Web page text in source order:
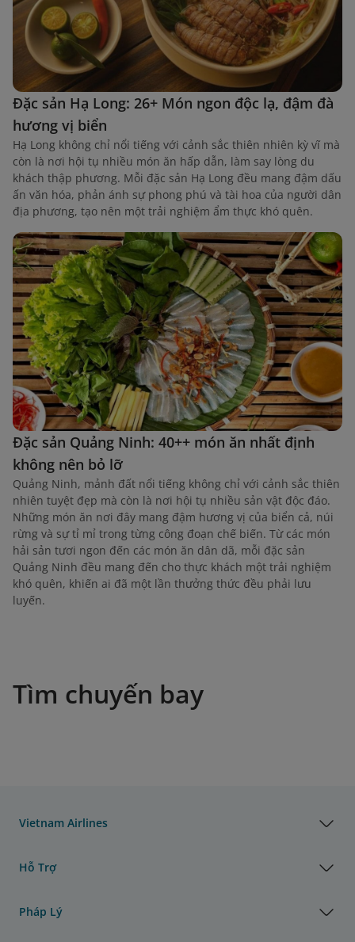
Đặc sản Hạ Long: 26+ Món ngon độc lạ, đậm đà
hương vị biển
Hạ Long không chỉ nổi tiếng với cảnh sắc thiên nhiên kỳ vĩ mà
còn là nơi hội tụ nhiều món ăn hấp dẫn, làm say lòng du
khách thập phương. Mỗi đặc sản Hạ Long đều mang đậm dấu
ấn văn hóa, phản ánh sự phong phú và tài hoa của người dân
địa phương, tạo nên một trải nghiệm ẩm thực khó quên.
Đặc sản Quảng Ninh: 40++ món ăn nhất định
không nên bỏ lỡ
Quảng Ninh, mảnh đất nổi tiếng không chỉ với cảnh sắc thiên
nhiên tuyệt đẹp mà còn là nơi hội tụ nhiều sản vật độc đáo.
Những món ăn nơi đây mang đậm hương vị của biển cả, núi
rừng và sự tỉ mỉ trong từng công đoạn chế biến. Từ các món
hải sản tươi ngon đến các món ăn dân dã, mỗi đặc sản
Quảng Ninh đều mang đến cho thực khách một trải nghiệm
khó quên, khiến ai đã một lần thưởng thức đều phải lưu
luyến.
Tìm chuyến bay
Vietnam Airlines
Hỗ Trợ
Pháp Lý